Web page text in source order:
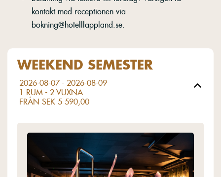
kontakt med receptionen via
bokning@hotelllappland.se.
WEEKEND SEMESTER
2026-08-07 - 2026-08-09
1 RUM - 2VUXNA
FRÅN SEK 5 590,00